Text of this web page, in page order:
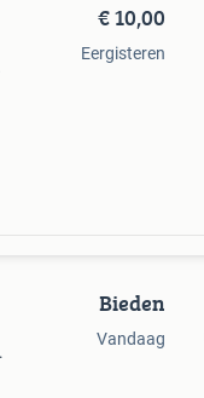
€ 10,00
Eergisteren
Bieden
Vandaag